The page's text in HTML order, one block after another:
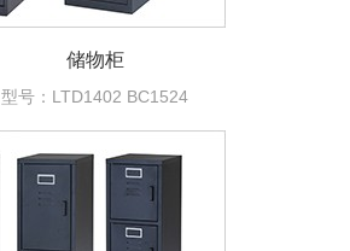
储物柜
型号：LTD1402 BC1524